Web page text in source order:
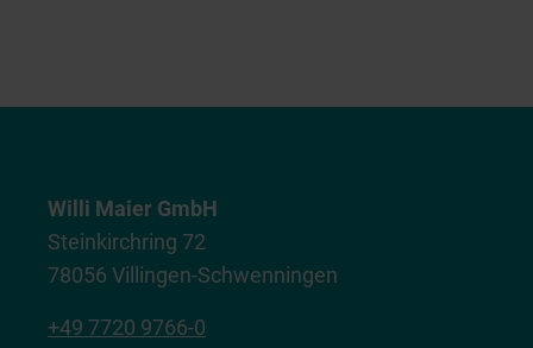
Willi Maier GmbH
Steinkirchring 72
78056 Villingen-Schwenningen
+49 7720 9766-0